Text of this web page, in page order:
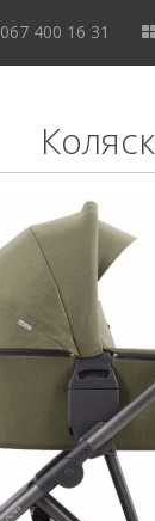
067 400 16 31